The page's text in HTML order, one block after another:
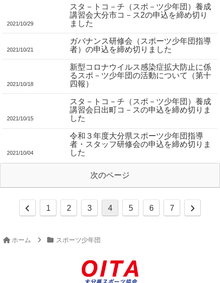
スタ－トコ－チ（スポ－ツ少年団）養成
講習会大分市コ－ス2の申込を締め切り
ました
2021/10/29
ガバナンス研修会（スポーツ少年団指導
者）の申込を締め切りました
2021/10/21
新型コロナウイルス感染症拡大防止に係
るスポ－ツ少年団の活動について（第十
四報）
2021/10/18
スタ－トコ－チ（スポ－ツ少年団）養成
講習会日出町コ－スの申込を締め切りま
した
2021/10/15
令和３年度大分県スポーツ少年団指導
者・スタッフ研修会の申込を締め切りま
した
2021/10/04
次のページ
1 2 3 4 5 6 7
ホーム スポーツ少年団